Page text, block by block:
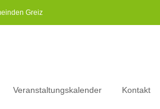
Greiz​
Veranstaltungskalender Kontakt